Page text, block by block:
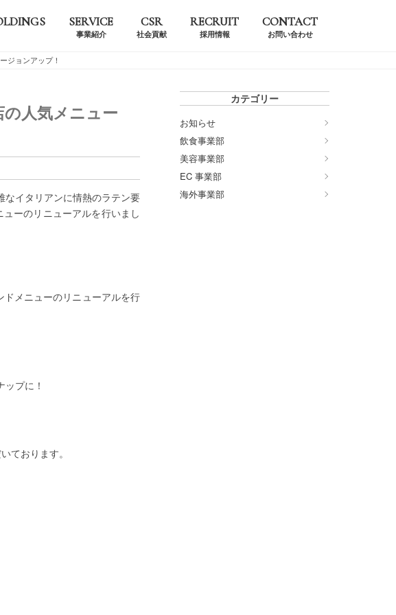
SERVICE
事業紹介
CSR
社会貢献
RECRUIT
採用情報
CONTACT
お問い合わせ
ジョンアップ！
人気メニュー
なイタリアンに情熱のラテン要
ーのリニューアルを行いまし
メニューのリニューアルを行
プに！
ております。
カテゴリー
お知らせ
飲食事業部
美容事業部
EC 事業部
海外事業部